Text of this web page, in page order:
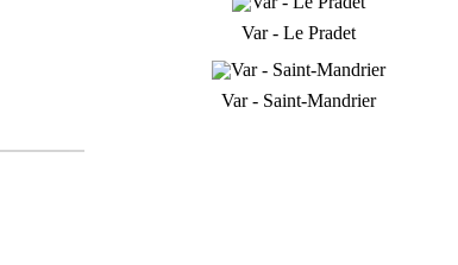
Var - Le Pradet
Var - Saint-Mandrier